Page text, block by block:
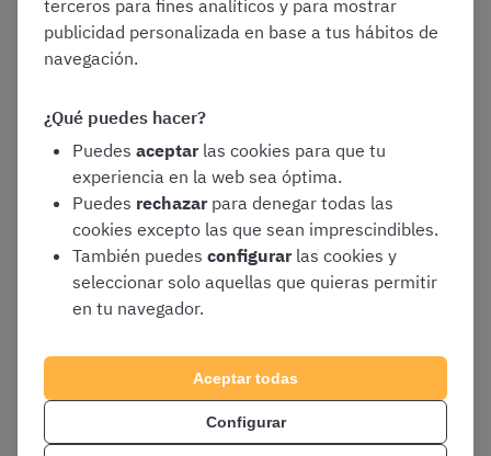
¿Tienes dudas?Probablemente ya las hayamos resuelto
en nuestro centro de ayuda
. Si no encuentras tu pregunta
aquí, escríbenos a ayuda@opositatest.com
919040798
y te ayudaremos.
El equipo de OpositaTest
www.opositatest.com
terceros para fines analíticos y para mostrar
publicidad personalizada en base a tus hábitos de
navegación.
¿Qué puedes hacer?
Puedes aceptar las cookies para que tu
experiencia en la web sea óptima.
Puedes rechazar para denegar todas las
cookies excepto las que sean imprescindibles.
También puedes configurar las cookies y
seleccionar solo aquellas que quieras permitir
en tu navegador.
Aceptar todas
Configurar